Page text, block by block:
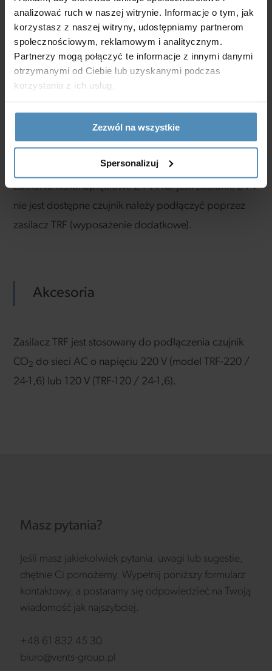
analizować ruch w naszej witrynie. Informacje o tym, jak
korzystasz z naszej witryny, udostępniamy partnerom
społecznościowym, reklamowym i analitycznym.
Partnerzy mogą połączyć te informacje z innymi danymi
otrzymanymi od Ciebie lub uzyskanymi podczas
korzystania z ich usług.
Zezwól na wszystkie
Spersonalizuj
umożliwia ręczne włączenie/wy-łączenie instalacji
wentylacyjnej, gdy regulacja wydajności wentylacji
według emisji CO
2 nie jest wymagana.
Montaż i zasilanie
Czujnik jest przeznaczony do montażu natynkowego.
Zasilanie niskonapięciowe 24 V AC. Jeśli zasilanie 24 V
nie jest dostępne czujnik należy podłączyć poprzez
zasilacz TRF (wyposażenie dodatkowe).
Akcesoria
Zasilacz TRF jest stosowany do podłączenia czujnik
CO2 do sieci AC o napięciu 220 V (model TRF-220 /
24-1,6) lub 120 V (TRF-120 / 24-1,6).
Masz pytania?
Jeśli masz jakiekolwiek pytania, uwagi lub sugestie,
chętnie Ci pomożemy. Wypełnij poniższy formularz
kontaktowy, a postaramy się odpowiedzieć na Twoją
wiadomość jak najszybciej.
+48 61 832 45 30
biuro@vents-group.pl